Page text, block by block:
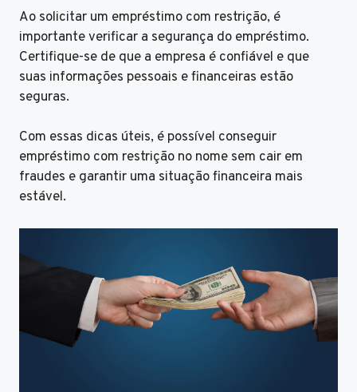
Ao solicitar um empréstimo com restrição, é
importante verificar a segurança do empréstimo.
Certifique-se de que a empresa é confiável e que
suas informações pessoais e financeiras estão
seguras.
Com essas dicas úteis, é possível conseguir
empréstimo com restrição no nome sem cair em
fraudes e garantir uma situação financeira mais
estável.